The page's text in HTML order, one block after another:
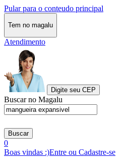
Pular para o conteudo principal
Tem no magalu
Atendimento
Digite seu CEP
Buscar no Magalu
Buscar
0
Boas vindas :)Entre ou Cadastre-se